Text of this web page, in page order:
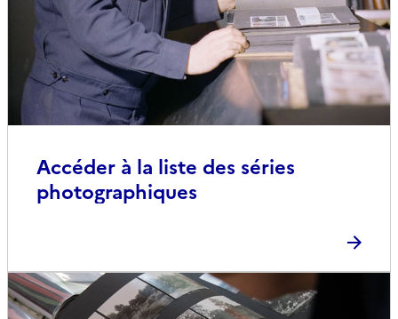
Accéder à la liste des séries
photographiques